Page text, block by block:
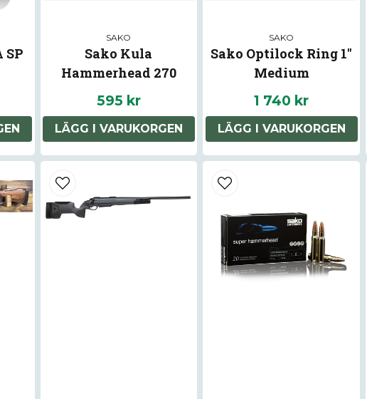
SP
SAKO
Sako Kula
Hammerhead 270
595 kr
LÄGG I VARUKORGEN
SAKO
Sako Optilock Ring 1"
Medium
1 740 kr
LÄGG I VARUKORGEN